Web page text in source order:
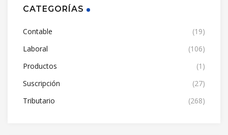
CATEGORÍAS
Contable
(19)
Laboral
(106)
Productos
(1)
Suscripción
(27)
Tributario
(268)